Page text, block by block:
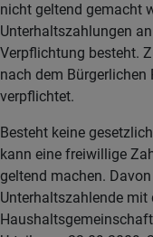
nicht geltend gemacht
Unterhaltszahlungen
Verpflichtung besteht.
nach dem Bürgerlichen
verpflichtet.
Besteht keine
kann eine freiwillige
geltend machen.
Unterhaltszahlende mit